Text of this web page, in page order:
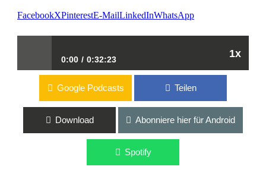
FacebookXPinterestE-MailLinkedInWhatsApp
1x
0:00 0:32:23
| DISH – Eine faire all in one Lösung für eine gute
Sichtbarkeit im Netz
Google Podcasts Teilen
Download Abonniere hier für Android
Spotify